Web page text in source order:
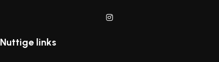
Nuttige links